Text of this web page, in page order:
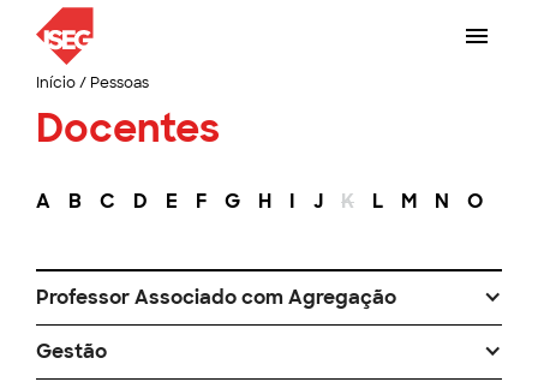
Início/ Pessoas
Docentes
A B C D E F G H I J K L M N O
Professor Associado com Agregação
Gestão